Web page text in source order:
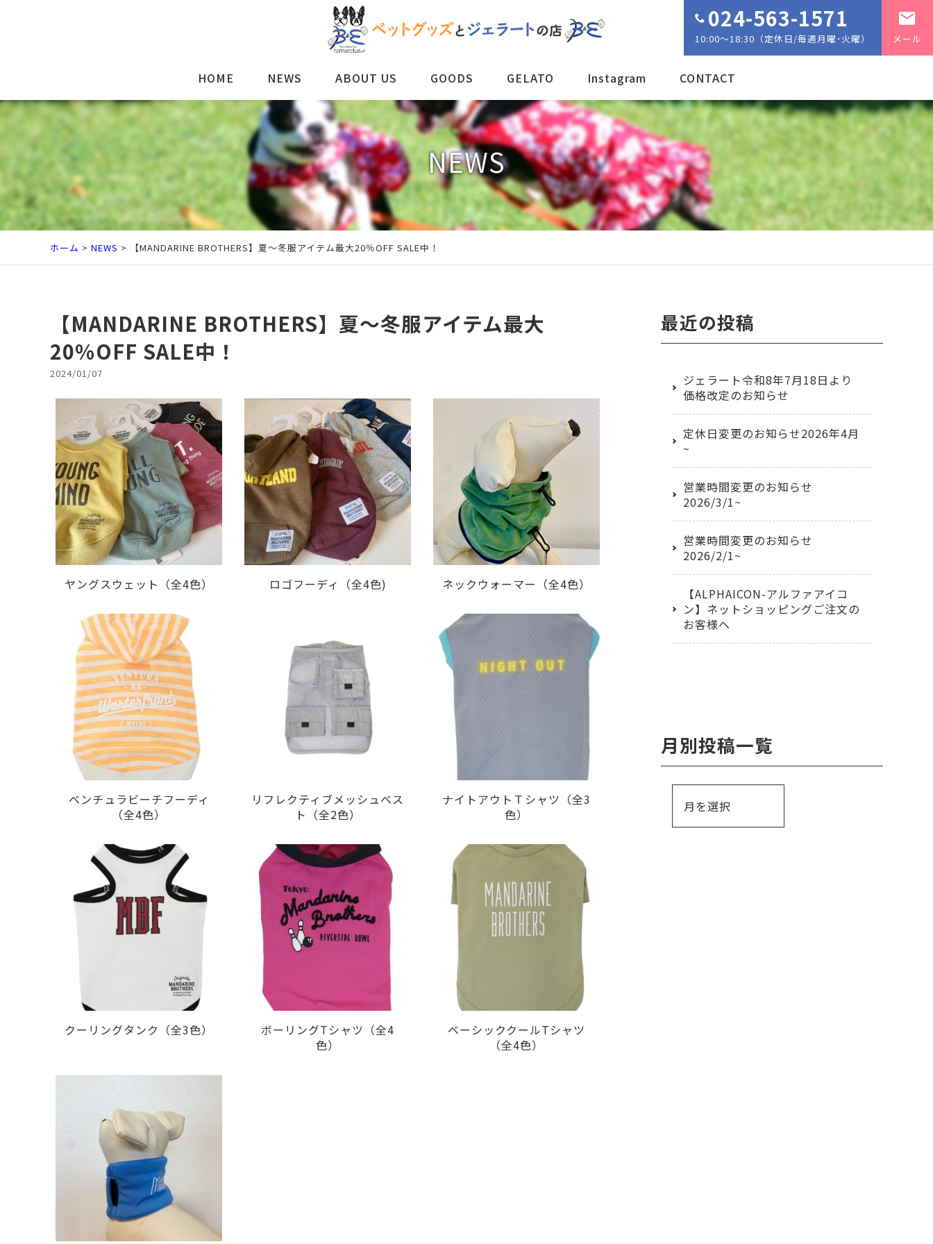
024-563-1571
10:00～18:30（定休日/毎週月曜･火曜） メール
HOME NEWS ABOUT US GOODS GELATO Instagram CONTACT
NEWS
ホーム > NEWS > 【MANDARINE BROTHERS】夏～冬服アイテム最大20％OFF SALE中！
【MANDARINE BROTHERS】夏～冬服アイテム最大
20％OFF SALE中！
2024/01/07
ヤングスウェット（全4色） ロゴフーディ（全4色) ネックウォーマー（全4色）
ベンチュラビーチフーディ
（全4色）
リフレクティブメッシュベス
ト（全2色）
ナイトアウトＴシャツ（全3
色）
クーリングタンク（全3色）
ボーリングTシャツ（全4
色）
ベーシッククールTシャツ
（全4色）
最近の投稿
ジェラート令和8年7月18日より
価格改定のお知らせ
定休日変更のお知らせ2026年4月
~
営業時間変更のお知らせ
2026/3/1~
営業時間変更のお知らせ
2026/2/1~
【ALPHAICON-アルファアイコ
ン】ネットショッピングご注文の
お客様へ
月別投稿一覧